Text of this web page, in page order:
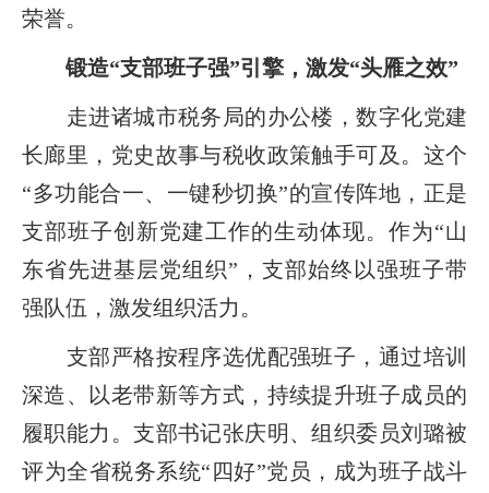
荣誉。
锻造“支部班子强”引擎，激发“头雁之效”
走进诸城市税务局的办公楼，数字化党建
长廊里，党史故事与税收政策触手可及。这个
“多功能合一、一键秒切换”的宣传阵地，正是
支部班子创新党建工作的生动体现。作为“山
东省先进基层党组织”，支部始终以强班子带
强队伍，激发组织活力。
支部严格按程序选优配强班子，通过培训
深造、以老带新等方式，持续提升班子成员的
履职能力。支部书记张庆明、组织委员刘璐被
评为全省税务系统“四好”党员，成为班子战斗